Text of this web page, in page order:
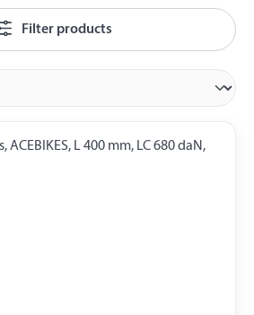
Filter products